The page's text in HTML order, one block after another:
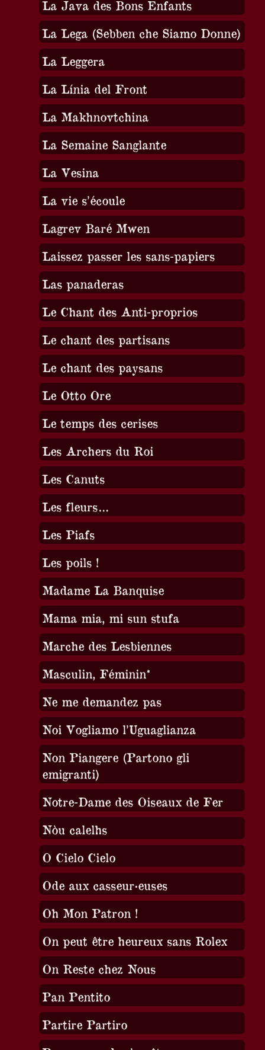
La Java des Bons Enfants
La Lega (Sebben che Siamo Donne)
La Leggera
La Línia del Front
La Makhnovtchina
La Semaine Sanglante
La Vesina
La vie s’écoule
Lagrev Baré Mwen
Laissez passer les sans-papiers
Las panaderas
Le Chant des Anti-proprios
Le chant des partisans
Le chant des paysans
Le Otto Ore
Le temps des cerises
Les Archers du Roi
Les Canuts
Les fleurs…
Les Piafs
Les poils !
Madame La Banquise
Mama mia, mi sun stufa
Marche des Lesbiennes
Masculin, Féminin*
Ne me demandez pas
Noi Vogliamo l’Uguaglianza
Non Piangere (Partono gli
emigranti)
Notre-Dame des Oiseaux de Fer
Nòu calelhs
O Cielo Cielo
Ode aux casseur·euses
Oh Mon Patron !
On peut être heureux sans Rolex
On Reste chez Nous
Pan Pentito
Partire Partiro